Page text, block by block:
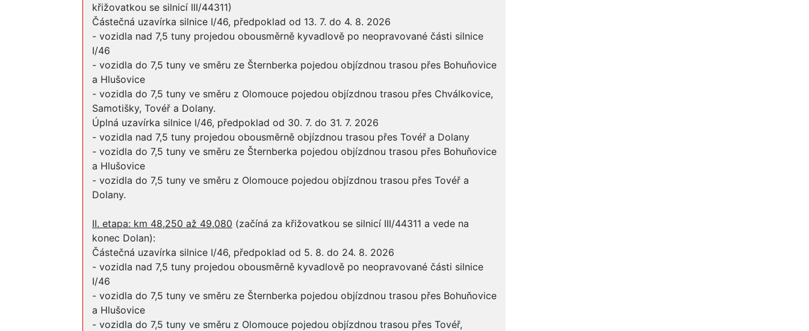
křižovatkou se silnicí III/44311)
Částečná uzavírka silnice I/46, předpoklad od 13. 7. do 4. 8. 2026
- vozidla nad 7,5 tuny projedou obousměrně kyvadlově po neopravované části silnice
I/46
- vozidla do 7,5 tuny ve směru ze Šternberka pojedou objízdnou trasou přes Bohuňovice
a Hlušovice
- vozidla do 7,5 tuny ve směru z Olomouce pojedou objízdnou trasou přes Chválkovice,
Samotišky, Tovéř a Dolany.
Úplná uzavírka silnice I/46, předpoklad od 30. 7. do 31. 7. 2026
- vozidla nad 7,5 tuny projedou obousměrně objízdnou trasou přes Tovéř a Dolany
- vozidla do 7,5 tuny ve směru ze Šternberka pojedou objízdnou trasou přes Bohuňovice
a Hlušovice
- vozidla do 7,5 tuny ve směru z Olomouce pojedou objízdnou trasou přes Tovéř a
Dolany.
II. etapa: km 48,250 až 49,080 (začíná za křižovatkou se silnicí III/44311 a vede na
konec Dolan):
Částečná uzavírka silnice I/46, předpoklad od 5. 8. do 24. 8. 2026
- vozidla nad 7,5 tuny projedou obousměrně kyvadlově po neopravované části silnice
I/46
- vozidla do 7,5 tuny ve směru ze Šternberka pojedou objízdnou trasou přes Bohuňovice
a Hlušovice
- vozidla do 7,5 tuny ve směru z Olomouce pojedou objízdnou trasou přes Tovéř,